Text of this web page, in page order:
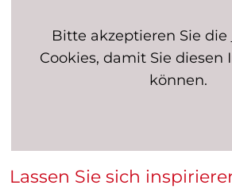
Bitte akzeptieren Sie die
Cookies, damit Sie diesen
können.
Lassen Sie sich